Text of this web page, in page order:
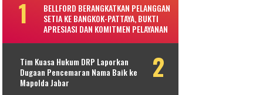
BELLFORD BERANGKATKAN PELANGGAN
SETIA KE BANGKOK-PATTAYA, BUKTI
APRESIASI DAN KOMITMEN PELAYANAN
Tim Kuasa Hukum DRP Laporkan
Dugaan Pencemaran Nama Baik ke
Mapolda Jabar